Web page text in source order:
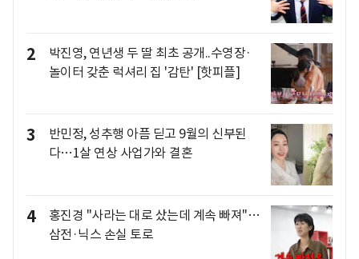
2
박진영, 연년생 두 딸 최초 공개..수영장·
놀이터 갖춘 럭셔리 집 '감탄' [핫피플]
3
반민정, 성추행 아픔 딛고 9월의 신부된
다…1살 연상 사업가와 결혼
4
홍진경 "사라는 대로 샀는데 계속 빠져"…
삼전·닉스 손실 토로